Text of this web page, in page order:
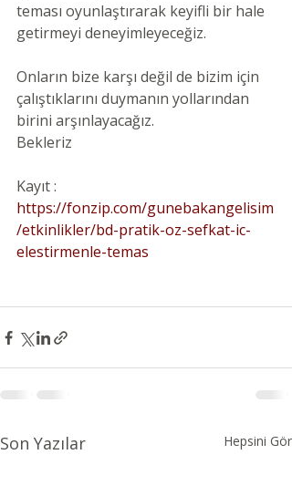
teması oyunlaştırarak keyifli bir hale
getirmeyi deneyimleyeceğiz.
Onların bize karşı değil de bizim için
çalıştıklarını duymanın yollarından
birini arşınlayacağız.
Bekleriz
Kayıt :
https://fonzip.com/gunebakangelisim
/etkinlikler/bd-pratik-oz-sefkat-ic-
elestirmenle-temas
Son Yazılar Hepsini Gör